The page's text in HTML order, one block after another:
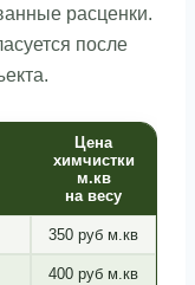
расценки.
после
Цена
химчистки
м.кв
на весу
350 руб м.кв
400 руб м.кв